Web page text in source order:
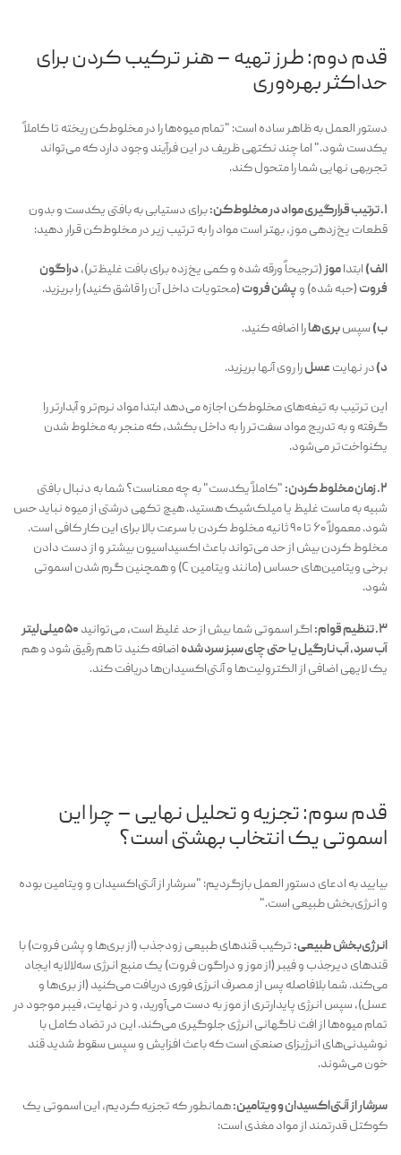
قدم دوم: طرز تهیه – هنر ترکیب کردن برای
حداکثر بهره‌وری
دستور العمل به ظاهر ساده است: "تمام میوه‌ها را در مخلوط‌کن ریخته تا کاملاً
یکدست شود." اما چند نکتهی ظریف در این فرآیند وجود دارد که می‌تواند
تجربهی نهایی شما را متحول کند.
۱. ترتیب قرارگیری مواد در مخلوط‌کن:
برای دستیابی به بافتی یکدست و بدون
قطعات یخ‌زدهی موز، بهتر است مواد را به ترتیب زیر در مخلوط‌کن قرار دهید:
الف) ابتداموز(ترجیحاً ورقه شده و کمی یخ‌زده برای بافت غلیظ‌تر)،دراگون
فروت(حبه شده) و پشن فروت(محتویات داخل آن را قاشق کنید) را بریزید.
ب) سپسبری‌هارا اضافه کنید.
د)در نهایت عسلرا روی آنها بریزید.
این ترتیب به تیغه‌های مخلوط‌کن اجازه می‌دهد ابتدا مواد نرم‌تر و آبدارتر را
گرفته و به تدریج مواد سفت‌تر را به داخل بکشد، که منجر به مخلوط شدن
یکنواخت‌تر می‌شود.
۲. زمان مخلوط کردن:
"کاملاً یکدست" به چه معناست؟ شما به دنبال بافتی
شبیه به ماست غلیظ یا میلک‌شیک هستید. هیچ تکهی درشتی از میوه نباید حس
شود. معمولاً ۶۰ تا ۹۰ ثانیه مخلوط کردن با سرعت بالا برای این کار کافی است.
مخلوط کردن بیش از حد می‌تواند باعث اکسیداسیون بیشتر و از دست دادن
برخی ویتامین‌های حساس (مانند ویتامین C) و همچنین گرم شدن اسموتی
شود.
۳. تنظیم قوام: اگر اسموتی شما بیش از حد غلیظ است، می‌توانید
۵۰ میلی‌لیتر
آب سرد، آب نارگیل یا حتی چای سبز سرد شده اضافه کنید تا هم رقیق شود و هم
یک لایهی اضافی از الکترولیت‌ها و آنتی‌اکسیدان‌ها دریافت کند.
قدم سوم: تجزیه و تحلیل نهایی – چرا این
اسموتی یک انتخاب بهشتی است؟
بیایید به ادعای دستور العمل بازگردیم: "سرشار از آنتی‌اکسیدان و ویتامین بوده
و انرژی‌بخش طبیعی است."
انرژی‌بخش طبیعی: ترکیب قندهای طبیعی زودجذب (از بری‌ها و پشن فروت) با
قندهای دیرجذب و فیبر (از موز و دراگون فروت) یک منبع انرژی سه‌لالایه ایجاد
می‌کند. شما بلافاصله پس از مصرف انرژی فوری دریافت می‌کنید (از بری‌ها و
عسل)، سپس انرژی پایدارتری از موز به دست می‌آورید، و در نهایت، فیبر موجود در
تمام میوه‌ها از افت ناگهانی انرژی جلوگیری می‌کند. این در تضاد کامل با
نوشیدنی‌های انرژیزای صنعتی است که باعث افزایش و سپس سقوط شدید قند
خون می‌شوند.
سرشار از آنتی‌اکسیدان و ویتامین:همانطور که تجزیه کردیم، این اسموتی یک
کوکتل قدرتمند از مواد مغذی است: